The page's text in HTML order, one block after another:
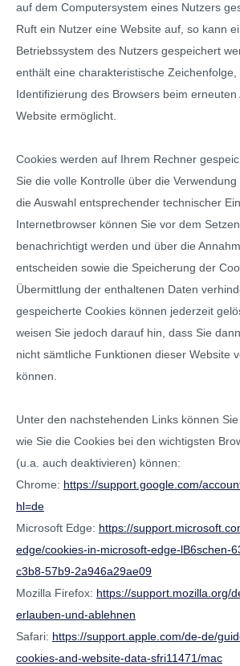
auf dem Computersystem eines Nutzers
Ruft ein Nutzer eine Website auf, so kann
Betriebssystem des Nutzers gespeichert
enthält eine charakteristische
Identifizierung des Browsers beim erneuten
Website ermöglicht.
Cookies werden auf Ihrem Rechner
Sie die volle Kontrolle über die
die Auswahl entsprechender technischer
Internetbrowser können Sie vor dem
benachrichtigt werden und über die
entscheiden sowie die Speicherung der
Übermittlung der enthaltenen Daten
gespeicherte Cookies können jederzeit
weisen Sie jedoch darauf hin, dass Sie
nicht sämtliche Funktionen dieser Website
können.
Unter den nachstehenden Links können
wie Sie die Cookies bei den wichtigsten
(u.a. auch deaktivieren) können:
Chrome: https://support.google.com/
hl=de
Microsoft Edge: https://
edge/cookies-in-microsoft-edge-lB6schen-
c3b8-57b9-2a946a29ae09
Mozilla Firefox: https://support.mozilla.org/
erlauben-und-ablehnen
Safari: https://support.apple.com/de-de/
cookies-and-website-data-sfri11471/mac